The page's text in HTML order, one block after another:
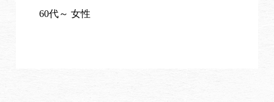
60代～ 女性